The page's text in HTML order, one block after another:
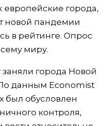
европейские города,
новой пандемии
в рейтинге. Опрос
миру.
города Новой
данным Economist
был обусловлен
контроля,